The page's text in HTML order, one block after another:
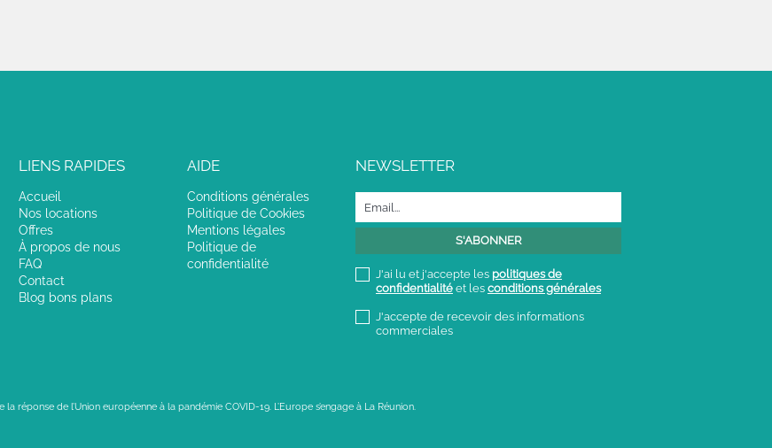
LIENS RAPIDES
Accueil
Nos locations
Offres
À propos de nous
FAQ
Contact
Blog bons plans
AIDE
Conditions générales
Politique de Cookies
Mentions légales
Politique de
confidentialité
NEWSLETTER
J'ai lu et j'accepte les politiques de
confidentialitéet les conditions générales
J'accepte de recevoir des informations
commerciales
réponse de l’Union européenne à la pandémie COVID-19. L’Europe s’engage à La Réunion.